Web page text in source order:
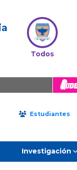
Todos
Estudiantes
Investigación